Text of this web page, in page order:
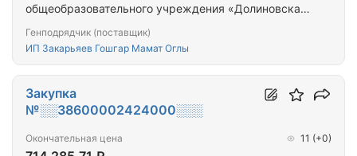
общеобразовательного учреждения «Долиновская
муниципального округа Камчатского края
Генподрядчик (поставщик)
ИП Закарьяев Гошгар Мамат Оглы
Закупка
№░░38600002424000░░░
Окончательная цена 11 (+0)